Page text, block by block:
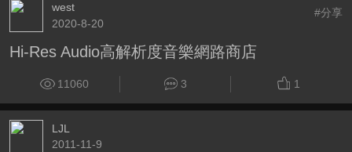
west
2020-8-20
#分享
Hi-Res Audio高解析度音樂網路商店
11060 3 1
LJL
2011-11-9